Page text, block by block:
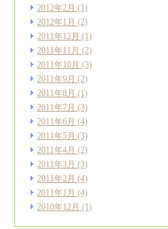
2012年2月 (1)
2012年1月 (2)
2011年12月 (1)
2011年11月 (2)
2011年10月 (3)
2011年9月 (2)
2011年8月 (1)
2011年7月 (3)
2011年6月 (4)
2011年5月 (3)
2011年4月 (2)
2011年3月 (3)
2011年2月 (4)
2011年1月 (4)
2010年12月 (1)